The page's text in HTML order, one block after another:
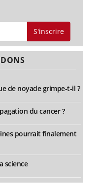
S'inscrire
de noyade grimpe-t-il ?
du cancer ?
pourrait finalement
science